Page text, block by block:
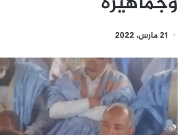
21 مارس، 2022